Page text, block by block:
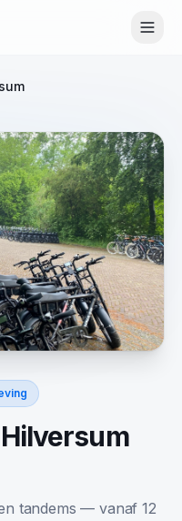
Hilversum
tandems — vanaf 12